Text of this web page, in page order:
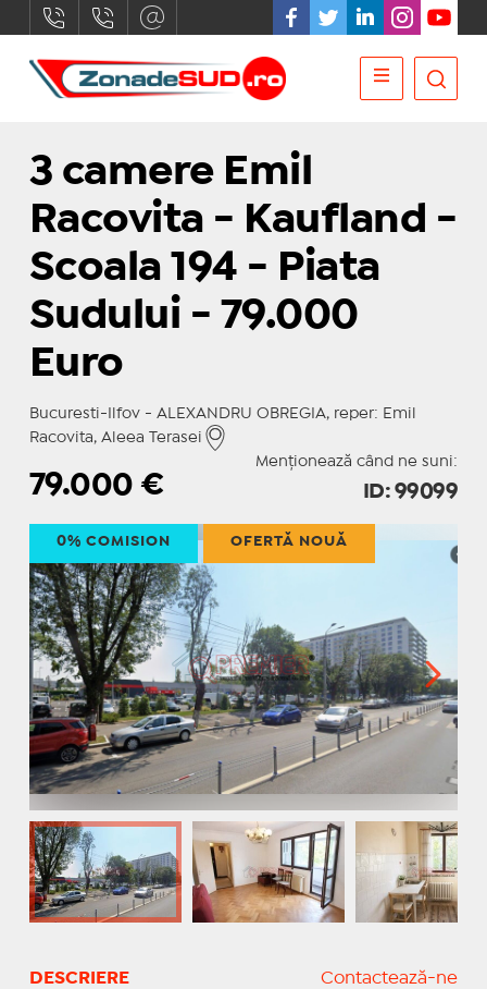
3 camere Emil
Racovita - Kaufland -
Scoala 194 - Piata
Sudului - 79.000
Euro
Bucuresti-Ilfov - ALEXANDRU OBREGIA, reper: Emil
Racovita, Aleea Terasei
Menționează când ne suni:
79.000€ ID: 99099
0% COMISION OFERTĂ NOUĂ
DESCRIERE Contactează-ne